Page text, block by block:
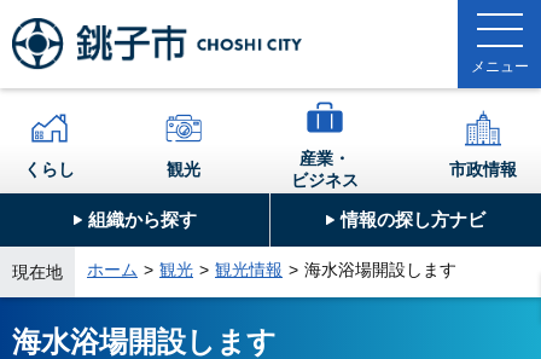
組織から探す 情報の探し方ナビ
くらし 観光
産業・
ビジネス
市政情報
現在地 ホーム 観光 観光情報 海水浴場開設します
海水浴場開設します